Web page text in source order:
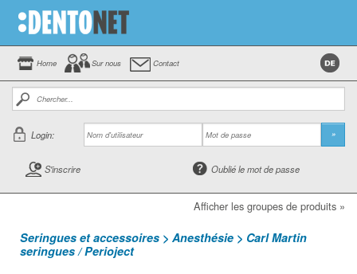
Home Sur nous Contact
Login: »
S'inscrire Oublié le mot de passe
Afficher les groupes de produits »
Seringues et accessoires > Anesthésie > Carl Martin
seringues / Perioject